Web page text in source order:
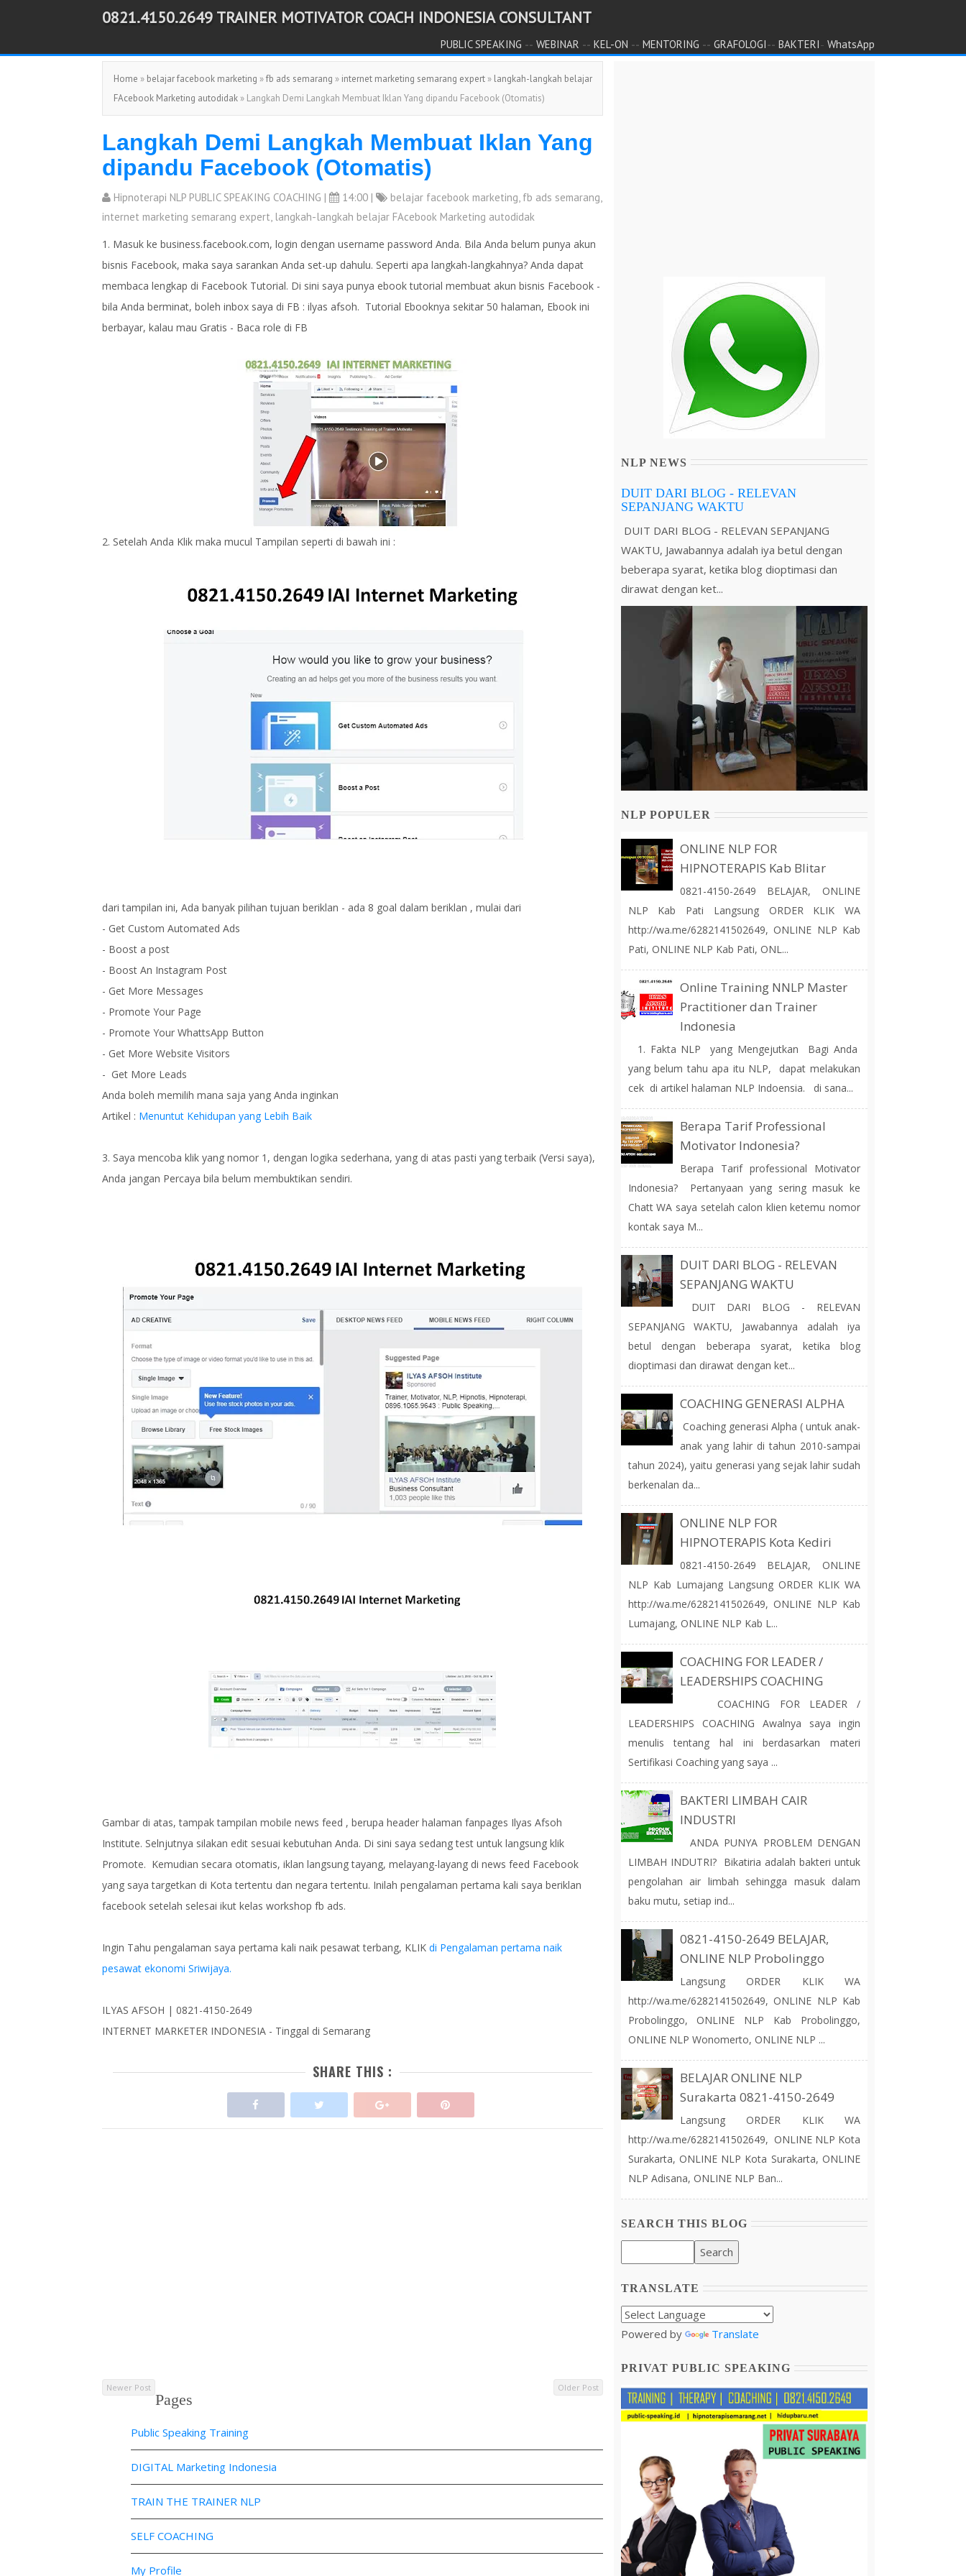
0821.4150.2649 TRAINER MOTIVATOR COACH INDONESIA CONSULTANT
PUBLIC SPEAKING -- WEBINAR -- KEL-ON -- MENTORING -- GRAFOLOGI-- BAKTERI- WhatsApp
Home » belajar facebook marketing »fb ads semarang » internet marketing semarang expert » langkah-langkah belajar
FAcebook Marketing autodidak » Langkah Demi Langkah Membuat Iklan Yang dipandu Facebook (Otomatis)
Langkah Demi Langkah Membuat Iklan Yang
dipandu Facebook (Otomatis)
Hipnoterapi NLP PUBLIC SPEAKING COACHING | 14:00 | belajar facebook marketing, fb ads semarang,
internet marketing semarang expert, langkah-langkah belajar FAcebook Marketing autodidak
1. Masuk ke business.facebook.com, login dengan username password Anda. Bila Anda belum punya akun
bisnis Facebook, maka saya sarankan Anda set-up dahulu. Seperti apa langkah-langkahnya? Anda dapat
membaca lengkap di Facebook Tutorial. Di sini saya punya ebook tutorial membuat akun bisnis Facebook -
bila Anda berminat, boleh inbox saya di FB : ilyas afsoh. Tutorial Ebooknya sekitar 50 halaman, Ebook ini
berbayar, kalau mau Gratis - Baca role di FB
2. Setelah Anda Klik maka mucul Tampilan seperti di bawah ini :
dari tampilan ini, Ada banyak pilihan tujuan beriklan - ada 8 goal dalam beriklan , mulai dari
- Get Custom Automated Ads
- Boost a post
- Boost An Instagram Post
- Get More Messages
- Promote Your Page
- Promote Your WhattsApp Button
- Get More Website Visitors
- Get More Leads
Anda boleh memilih mana saja yang Anda inginkan
Artikel : Menuntut Kehidupan yang Lebih Baik
3. Saya mencoba klik yang nomor 1, dengan logika sederhana, yang di atas pasti yang terbaik (Versi saya),
Anda jangan Percaya bila belum membuktikan sendiri.
Gambar di atas, tampak tampilan mobile news feed , berupa header halaman fanpages Ilyas Afsoh
Institute. Selnjutnya silakan edit sesuai kebutuhan Anda. Di sini saya sedang test untuk langsung klik
Promote. Kemudian secara otomatis, iklan langsung tayang, melayang-layang di news feed Facebook
yang saya targetkan di Kota tertentu dan negara tertentu. Inilah pengalaman pertama kali saya beriklan
facebook setelah selesai ikut kelas workshop fb ads.
Ingin Tahu pengalaman saya pertama kali naik pesawat terbang, KLIK di Pengalaman pertama naik
pesawat ekonomi Sriwijaya.
ILYAS AFSOH | 0821-4150-2649
INTERNET MARKETER INDONESIA - Tinggal di Semarang
SHARE THIS :
Newer Post Older Post
Pages
Public Speaking Training
DIGITAL Marketing Indonesia
TRAIN THE TRAINER NLP
SELF COACHING
My Profile
NLP NEWS
DUIT DARI BLOG - RELEVAN
SEPANJANG WAKTU
DUIT DARI BLOG - RELEVAN SEPANJANG
WAKTU, Jawabannya adalah iya betul dengan
beberapa syarat, ketika blog dioptimasi dan
dirawat dengan ket...
NLP POPULER
ONLINE NLP FOR
HIPNOTERAPIS Kab Blitar
0821-4150-2649 BELAJAR, ONLINE
NLP Kab Pati Langsung ORDER KLIK WA
http://wa.me/6282141502649, ONLINE NLP Kab
Pati, ONLINE NLP Kab Pati, ONL...
Online Training NNLP Master
Practitioner dan Trainer
Indonesia
1. Fakta NLP yang Mengejutkan Bagi Anda
yang belum tahu apa itu NLP, dapat melakukan
cek di artikel halaman NLP Indoensia. di sana...
Berapa Tarif Professional
Motivator Indonesia?
Berapa Tarif professional Motivator
Indonesia? Pertanyaan yang sering masuk ke
Chatt WA saya setelah calon klien ketemu nomor
kontak saya M...
DUIT DARI BLOG - RELEVAN
SEPANJANG WAKTU
DUIT DARI BLOG - RELEVAN
SEPANJANG WAKTU, Jawabannya adalah iya
betul dengan beberapa syarat, ketika blog
dioptimasi dan dirawat dengan ket...
COACHING GENERASI ALPHA
Coaching generasi Alpha ( untuk anak-
anak yang lahir di tahun 2010-sampai
tahun 2024), yaitu generasi yang sejak lahir sudah
berkenalan da...
ONLINE NLP FOR
HIPNOTERAPIS Kota Kediri
0821-4150-2649 BELAJAR, ONLINE
NLP Kab Lumajang Langsung ORDER KLIK WA
http://wa.me/6282141502649, ONLINE NLP Kab
Lumajang, ONLINE NLP Kab L...
COACHING FOR LEADER /
LEADERSHIPS COACHING
COACHING FOR LEADER /
LEADERSHIPS COACHING Awalnya saya ingin
menulis tentang hal ini berdasarkan materi
Sertifikasi Coaching yang saya ...
BAKTERI LIMBAH CAIR
INDUSTRI
ANDA PUNYA PROBLEM DENGAN
LIMBAH INDUTRI? Bikatiria adalah bakteri untuk
pengolahan air limbah sehingga masuk dalam
baku mutu, setiap ind...
0821-4150-2649 BELAJAR,
ONLINE NLP Probolinggo
Langsung ORDER KLIK WA
http://wa.me/6282141502649, ONLINE NLP Kab
Probolinggo, ONLINE NLP Kab Probolinggo,
ONLINE NLP Wonomerto, ONLINE NLP ...
BELAJAR ONLINE NLP
Surakarta 0821-4150-2649
Langsung ORDER KLIK WA
http://wa.me/6282141502649, ONLINE NLP Kota
Surakarta, ONLINE NLP Kota Surakarta, ONLINE
NLP Adisana, ONLINE NLP Ban...
SEARCH THIS BLOG
TRANSLATE
Powered by Translate
PRIVAT PUBLIC SPEAKING